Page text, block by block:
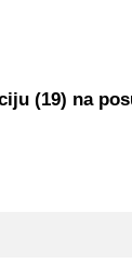
(19) na